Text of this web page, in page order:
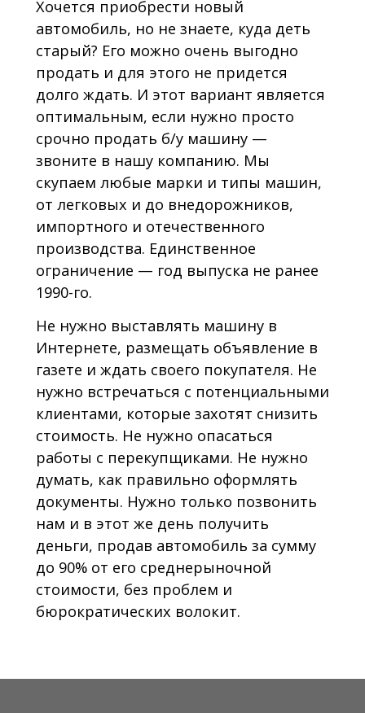
Хочется приобрести новый
автомобиль, но не знаете, куда деть
старый? Его можно очень выгодно
продать и для этого не придется
долго ждать. И этот вариант является
оптимальным, если нужно просто
срочно продать б/у машину —
звоните в нашу компанию. Мы
скупаем любые марки и типы машин,
от легковых и до внедорожников,
импортного и отечественного
производства. Единственное
ограничение — год выпуска не ранее
1990-го.
Не нужно выставлять машину в
Интернете, размещать объявление в
газете и ждать своего покупателя. Не
нужно встречаться с потенциальными
клиентами, которые захотят снизить
стоимость. Не нужно опасаться
работы с перекупщиками. Не нужно
думать, как правильно оформлять
документы. Нужно только позвонить
нам и в этот же день получить
деньги, продав автомобиль за сумму
до 90% от его среднерыночной
стоимости, без проблем и
бюрократических волокит.